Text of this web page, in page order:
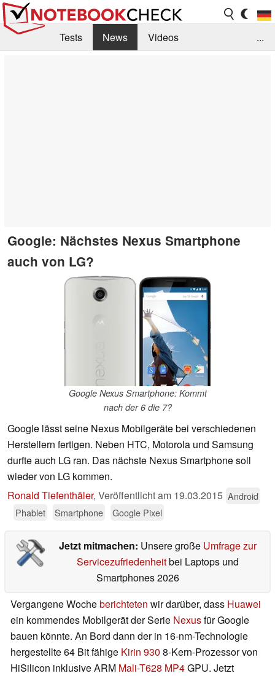
Tests News
Videos
...
Google: Nächstes Nexus Smartphone
auch von LG?
Google Nexus Smartphone: Kommt
nach der 6 die 7?
Google lässt seine Nexus Mobilgeräte bei verschiedenen
Herstellern fertigen. Neben HTC, Motorola und Samsung
durfte auch LG ran. Das nächste Nexus Smartphone soll
wieder von LG kommen.
Ronald Tiefenthäler, Veröffentlicht am 19.03.2015 Android
Phablet
Smartphone Google Pixel
Jetzt mitmachen: Unsere große Umfrage zur
Servicezufriedenheitbei Laptops und
Smartphones 2026
Vergangene Wocheberichteten wir darüber, dass Huawei
ein kommendes Mobilgerät der Serie Nexusfür Google
bauen könnte. An Bord dann der in 16-nm-Technologie
hergestellte 64 Bit fähige Kirin 930 8-Kern-Prozessor von
HiSilicon inklusive ARM Mali-T628 MP4GPU. Jetzt